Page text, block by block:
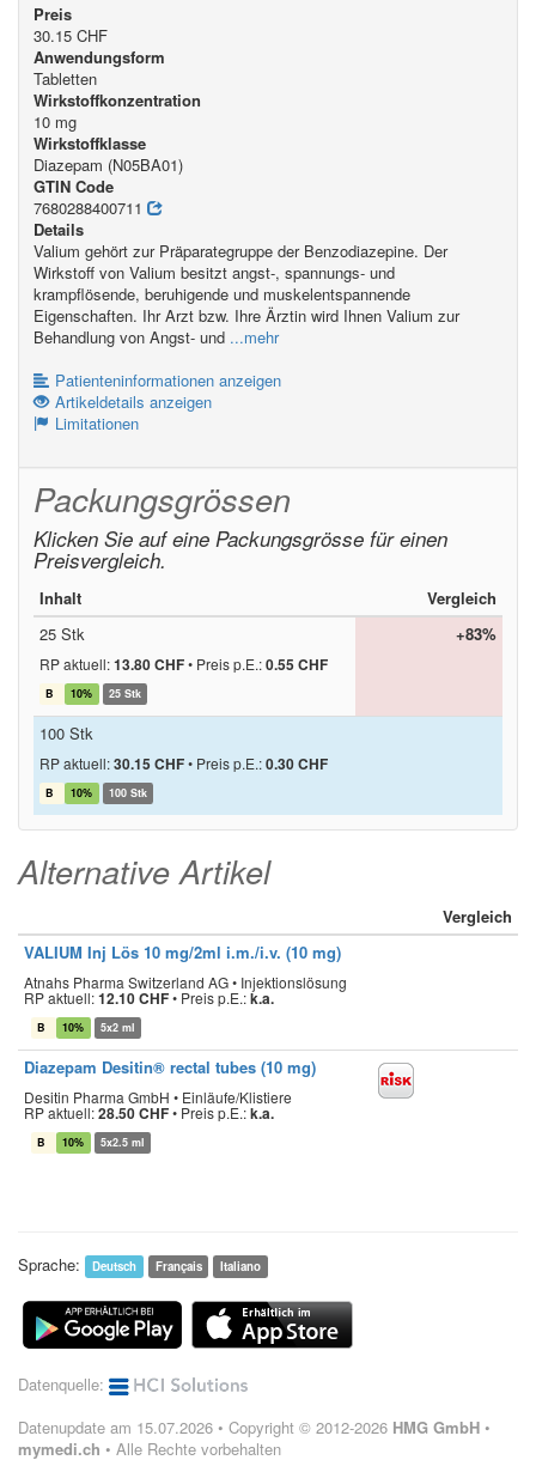
Preis
30.15 CHF
Anwendungsform
Tabletten
Wirkstoffkonzentration
10 mg
Wirkstoffklasse
Diazepam (N05BA01)
GTIN Code
7680288400711
Details
Valium gehört zur Präparategruppe der Benzodiazepine. Der
Wirkstoff von Valium besitzt angst-, spannungs- und
krampflösende, beruhigende und muskelentspannende
Eigenschaften. Ihr Arzt bzw. Ihre Ärztin wird Ihnen Valium zur
Behandlung von Angst- und ...mehr
Patienteninformationen anzeigen
Artikeldetails anzeigen
Limitationen
Packungsgrössen
Klicken Sie auf eine Packungsgrösse für einen
Preisvergleich.
Inhalt
Vergleich
25 Stk
RP aktuell:13.80 CHF• Preis p.E.:0.55 CHF
B 10% 25 Stk
+83%
100 Stk
RP aktuell:30.15 CHF• Preis p.E.:0.30 CHF
B 10% 100 Stk
Alternative Artikel
Vergleich
VALIUM Inj Lös 10 mg/2ml i.m./i.v. (10 mg)
Atnahs Pharma Switzerland AG • Injektionslösung
RP aktuell:12.10 CHF• Preis p.E.:k.a.
B 10% 5x2 ml
Diazepam Desitin® rectal tubes (10 mg)
Desitin Pharma GmbH • Einläufe/Klistiere
RP aktuell:28.50 CHF• Preis p.E.:k.a.
B 10% 5x2.5 ml
Sprache: Deutsch Français Italiano
Datenquelle:
Datenupdate am 15.07.2026 • Copyright © 2012-2026 HMG GmbH •
mymedi.ch • Alle Rechte vorbehalten